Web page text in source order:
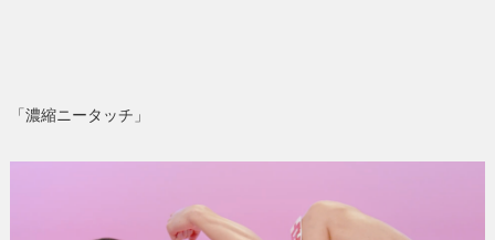
「濃縮ニータッチ」